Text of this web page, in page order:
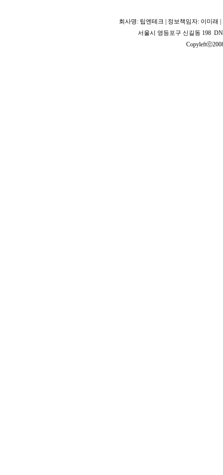
회사명: 팁엔테크 | 정보책임자: 이미래
서울시 영등포구 신길동 198